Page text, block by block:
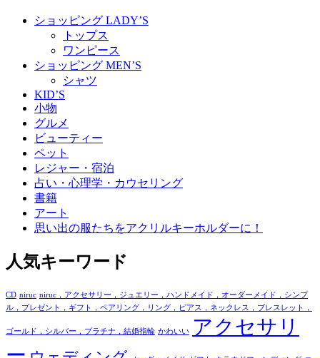
ショッピング LADY’S
トップス
ワンピース
ショッピング MEN’S
シャツ
KID’S
小物
グルメ
ビューティー
ペット
レジャー・宿泊
占い・心理学・カウセリング
書籍
アート
思い出の服たちをアクリルキーホルダーに！
人気キーワード
CD niruc niruc，アクセサリー，ジュエリー，ハンドメイド，オーダーメイド，シンプ
ル，プレゼント，ギフト，ペアリング，リング，ピアス，ネックレス，ブレスレット，
ゴールド，シルバー，プラチナ，結婚指輪 かわいい
アクセサリ